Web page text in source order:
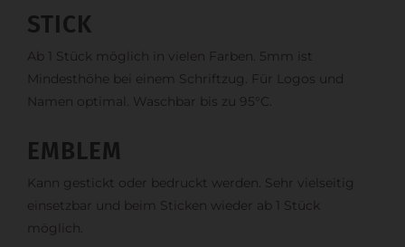
STICK
Ab 1 Stück möglich in vielen Farben. 5mm ist
Mindesthöhe bei einem Schriftzug. Für Logos und
Namen optimal. Waschbar bis zu 95°C.
EMBLEM
Kann gestickt oder bedruckt werden. Sehr vielseitig
einsetzbar und beim Sticken wieder ab 1 Stück
möglich.